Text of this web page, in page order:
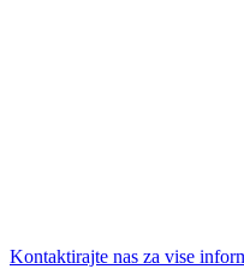
Kontaktirajte nas za vise